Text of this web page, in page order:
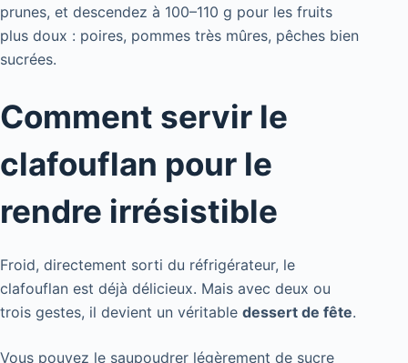
prunes, et descendez à 100–110 g pour les fruits
plus doux : poires, pommes très mûres, pêches bien
sucrées.
Comment servir le
clafouflan pour le
rendre irrésistible
Froid, directement sorti du réfrigérateur, le
clafouflan est déjà délicieux. Mais avec deux ou
trois gestes, il devient un véritable dessert de fête.
Vous pouvez le saupoudrer légèrement de sucre